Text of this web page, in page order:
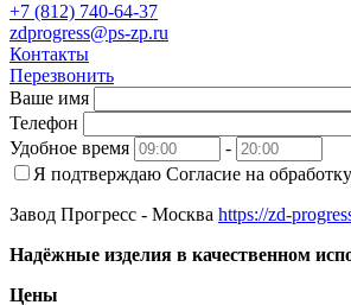
+7 (812) 740-64-37
zdprogress@ps-zp.ru
Контакты
Перезвонить
Ваше имя
Телефон
Удобное время
-
Я подтверждаю Согласие на
Завод Прогресс - Москва https://zd-
Надёжные изделия в качественном
Цены